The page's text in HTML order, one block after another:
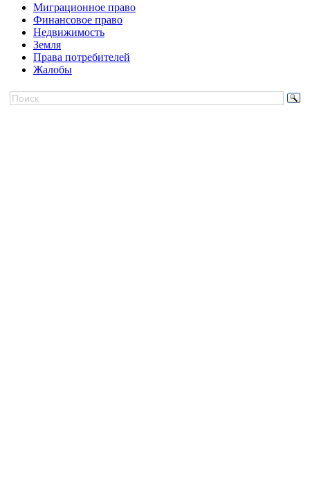
Миграционное право
Финансовое право
Недвижимость
Земля
Права потребителей
Жалобы